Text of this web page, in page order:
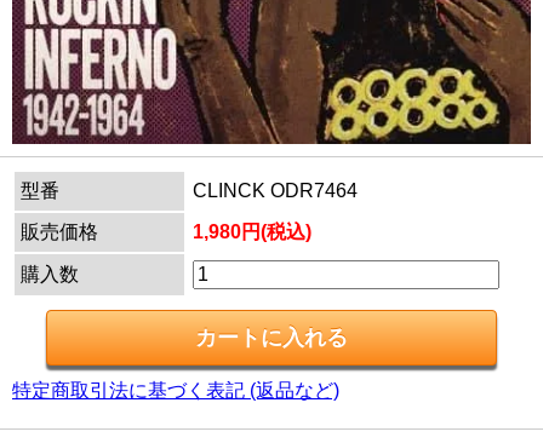
型番
CLINCK ODR7464
販売価格
1,980円(税込)
購入数
特定商取引法に基づく表記 (返品など)